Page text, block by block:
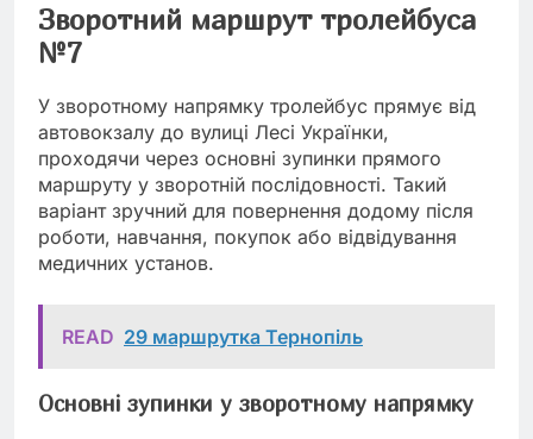
Зворотний маршрут тролейбуса
№7
У зворотному напрямку тролейбус прямує від
автовокзалу до вулиці Лесі Українки,
проходячи через основні зупинки прямого
маршруту у зворотній послідовності. Такий
варіант зручний для повернення додому після
роботи, навчання, покупок або відвідування
медичних установ.
READ 29 маршрутка Тернопіль
Основні зупинки у зворотному напрямку